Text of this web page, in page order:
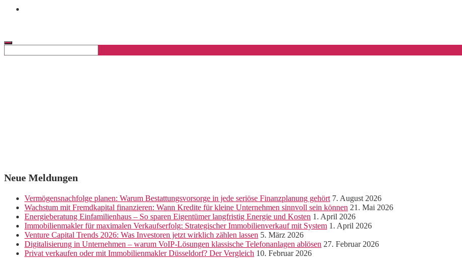
Neue Meldungen
Vermögensnachfolge planen: Warum Bestattungsvorsorge in jede seriöse Finanzplanung gehört 7. August 2026
Wachstum mit Fremdkapital finanzieren: Wann Kredite für kleine Unternehmen sinnvoll sein können 21. Mai 2026
Energieberatung Einfamilienhaus – So sparen Eigentümer langfristig Energie und Kosten 1. April 2026
Immobilienmakler für maximalen Verkaufserfolg: Strategischer Immobilienverkauf mit System 1. April 2026
Venture Capital Trends 2026: Was Investoren jetzt wirklich zählen lassen 5. März 2026
Digitalisierung in Unternehmen – warum VoIP-Lösungen klassische Telefonanlagen ablösen 27. Februar 2026
Privat verkaufen oder mit Immobilienmakler Düsseldorf? Der Vergleich 10. Februar 2026